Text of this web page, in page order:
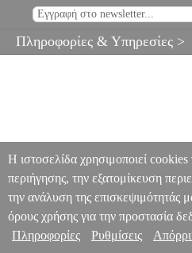
ANA.GYR0740ANA.GYR0740
14.77
Πληροφορίες & Υπηρεσίες >
Η ιστοσελίδα χρησιμοποιεί cookies
περιήγησης, την εξατομίκευση
την ανάλυση της επισκεψιμότητάς
όρους χρήσης για την προστασία
Πληροφορίες
Ρυθμίσεις